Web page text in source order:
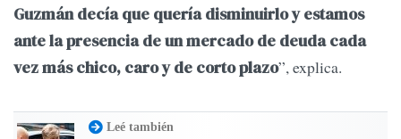
Guzmán decía que quería disminuirlo y estamos
ante la presencia de un mercado de deuda cada
vez más chico, caro y de corto plazo”, explica.
Leé también